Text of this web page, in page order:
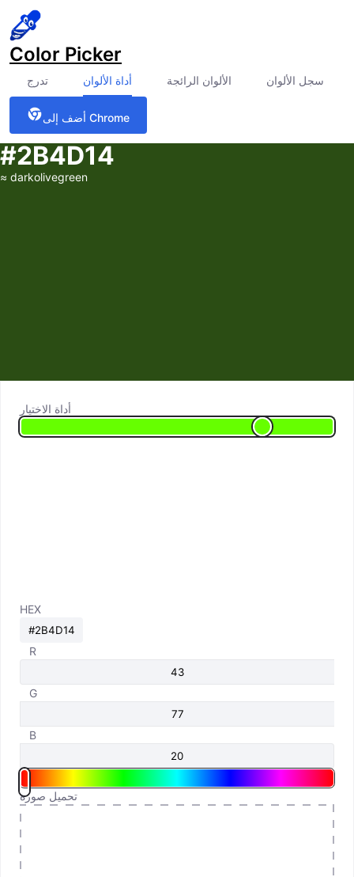
Color Picker
تدرج أداة الألوان الألوان الرائجة سجل الألوان
أضف إلى Chrome
#2B4D14
≈ darkolivegreen
أداة الاختيار
HEX
R
G
B
تحميل صورة